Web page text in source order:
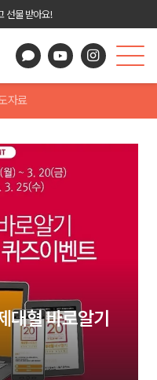
선물 받아요!
자료
대혈 바로알기